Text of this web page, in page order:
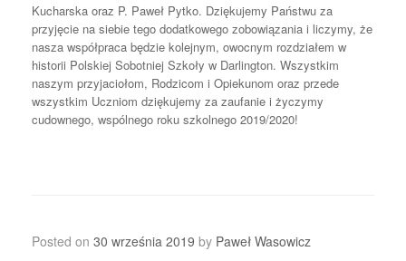
Kucharska oraz P. Paweł Pytko. Dziękujemy Państwu za
przyjęcie na siebie tego dodatkowego zobowiązania i liczymy, że
nasza współpraca będzie kolejnym, owocnym rozdziałem w
historii Polskiej Sobotniej Szkoły w Darlington. Wszystkim
naszym przyjaciołom, Rodzicom i Opiekunom oraz przede
wszystkim Uczniom dziękujemy za zaufanie i życzymy
cudownego, wspólnego roku szkolnego 2019/2020!
Posted on 30 września 2019 by Paweł Wasowicz